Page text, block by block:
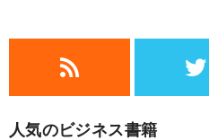
人気のビジネス書籍